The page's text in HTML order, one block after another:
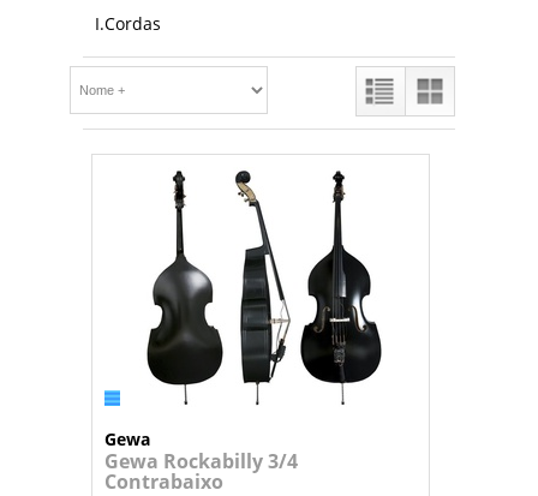
I.Cordas
Gewa
Gewa Rockabilly 3/4
Contrabaixo